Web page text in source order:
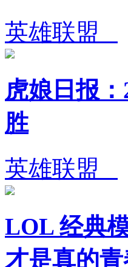
英雄联盟
虎娘日报
胜
英雄联盟
LOL 经典
才是真的